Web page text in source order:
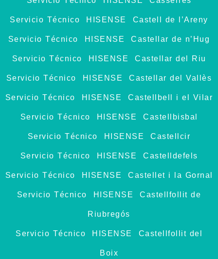
Servicio Técnico HISENSE Castell de l’Areny
Servicio Técnico HISENSE Castellar de n’Hug
Servicio Técnico HISENSE Castellar del Riu
Servicio Técnico HISENSE Castellar del Vallès
Servicio Técnico HISENSE Castellbell i el Vilar
Servicio Técnico HISENSE Castellbisbal
Servicio Técnico HISENSE Castellcir
Servicio Técnico HISENSE Castelldefels
Servicio Técnico HISENSE Castellet i la Gornal
Servicio Técnico HISENSE Castellfollit de
Riubregós
Servicio Técnico HISENSE Castellfollit del
Boix